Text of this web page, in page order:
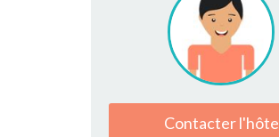
Contacter l'hôte